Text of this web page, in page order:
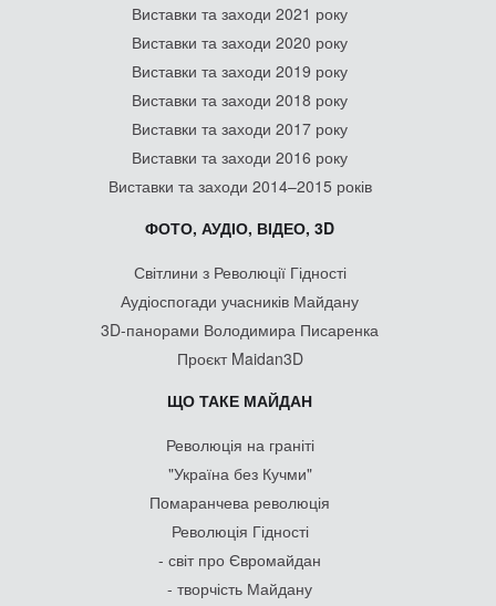
Виставки та заходи 2021 року
Виставки та заходи 2020 року
Виставки та заходи 2019 року
Виставки та заходи 2018 року
Виставки та заходи 2017 року
Виставки та заходи 2016 року
Виставки та заходи 2014–2015 років
ФОТО, АУДІО, ВІДЕО, 3D
Світлини з Революції Гідності
Аудіоспогади учасників Майдану
3D-панорами Володимира Писаренка
Проєкт Maidan3D
ЩО ТАКЕ МАЙДАН
Революція на граніті
"Україна без Кучми"
Помаранчева революція
Революція Гідності
- світ про Євромайдан
- творчість Майдану